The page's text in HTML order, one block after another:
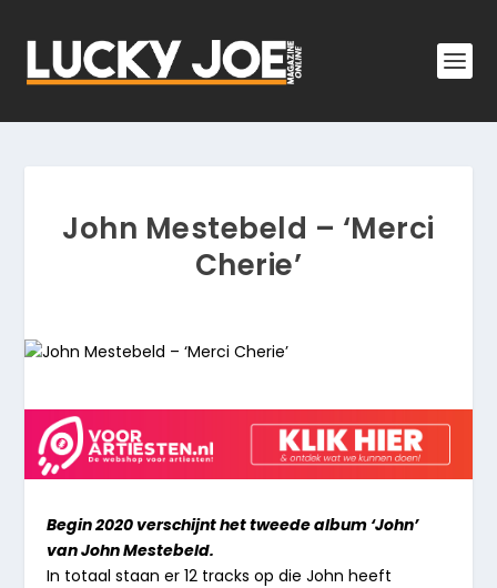
John Mestebeld – ‘Merci
Cherie’
Begin 2020 verschijnt het tweede album ‘John’
van John Mestebeld.
In totaal staan er 12 tracks op die John heeft